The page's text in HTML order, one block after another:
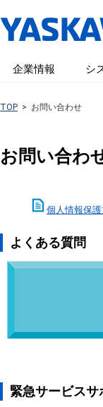
企業情報 シ
TOP > お問い合わせ
お問い合わ
個人情報保
よくある質問
緊急サービス